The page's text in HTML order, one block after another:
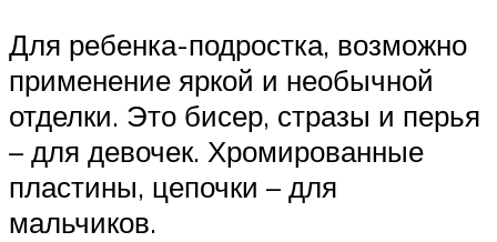
Для ребенка-подростка, возможно
применение яркой и необычной
отделки. Это бисер, стразы и перья
– для девочек. Хромированные
пластины, цепочки – для
мальчиков.